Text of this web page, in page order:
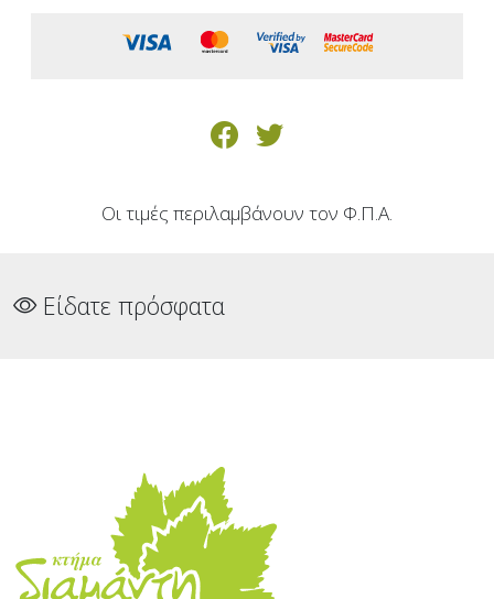
Οι τιμές περιλαμβάνουν τον Φ.Π.Α.
Είδατε πρόσφατα